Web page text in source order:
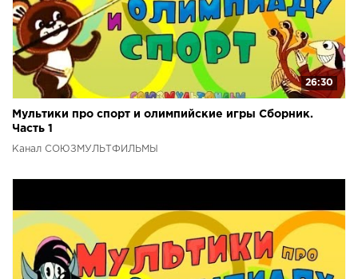
26:30
Мультики про спорт и олимпийские игры Сборник.
Часть 1
Канал СОЮЗМУЛЬТФИЛЬМЫ